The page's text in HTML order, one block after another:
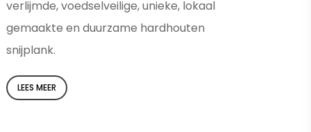
verlijmde, voedselveilige, unieke, lokaal
gemaakte en duurzame hardhouten
snijplank.
LEES MEER